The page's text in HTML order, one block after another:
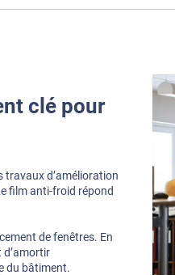
clé pour
travaux d’amélioration
film anti-froid répond
de fenêtres. En
d’amortir
du bâtiment.